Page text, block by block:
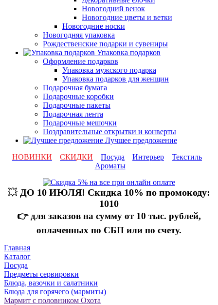
Новогодний венок
Новогодние цветы и ветки
Новогодние носки
Новогодняя упаковка
Рождественские подарки и сувениры
Упаковка подарков
Оформление подарков
Упаковка мужского подарка
Упаковка подарков для женщин
Подарочная бумага
Подарочные коробки
Подарочные пакеты
Подарочная лента
Подарочные мешочки
Поздравительные открытки и конверты
Лучшее предложение
НОВИНКИ
СКИДКИ Посуда Интерьер
Текстиль
Ароматы
💥 ДО 10 ИЮЛЯ! Скидка 10% по промокоду:
1010
👉 для заказов на сумму от 10 тыс. рублей,
оплаченных по СБП или по счету.
Главная
Каталог
Посуда
Предметы сервировки
Блюда, вазочки и салатники
Блюда для горячего (мармиты)
Мармит с половником Охота